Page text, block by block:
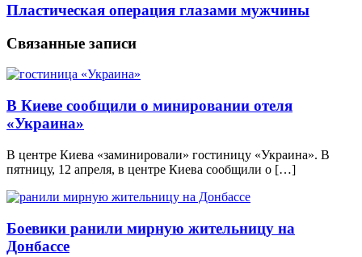
Пластическая операция глазами мужчины
Связанные записи
В Киеве сообщили о минировании отеля
«Украина»
В центре Киева «заминировали» гостиницу «Украина». В
пятницу, 12 апреля, в центре Киева сообщили о […]
Боевики ранили мирную жительницу на
Донбассе